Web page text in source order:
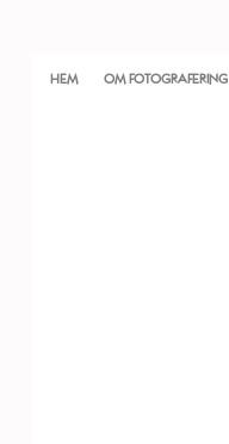
HEM OM FOTOGRAFERING